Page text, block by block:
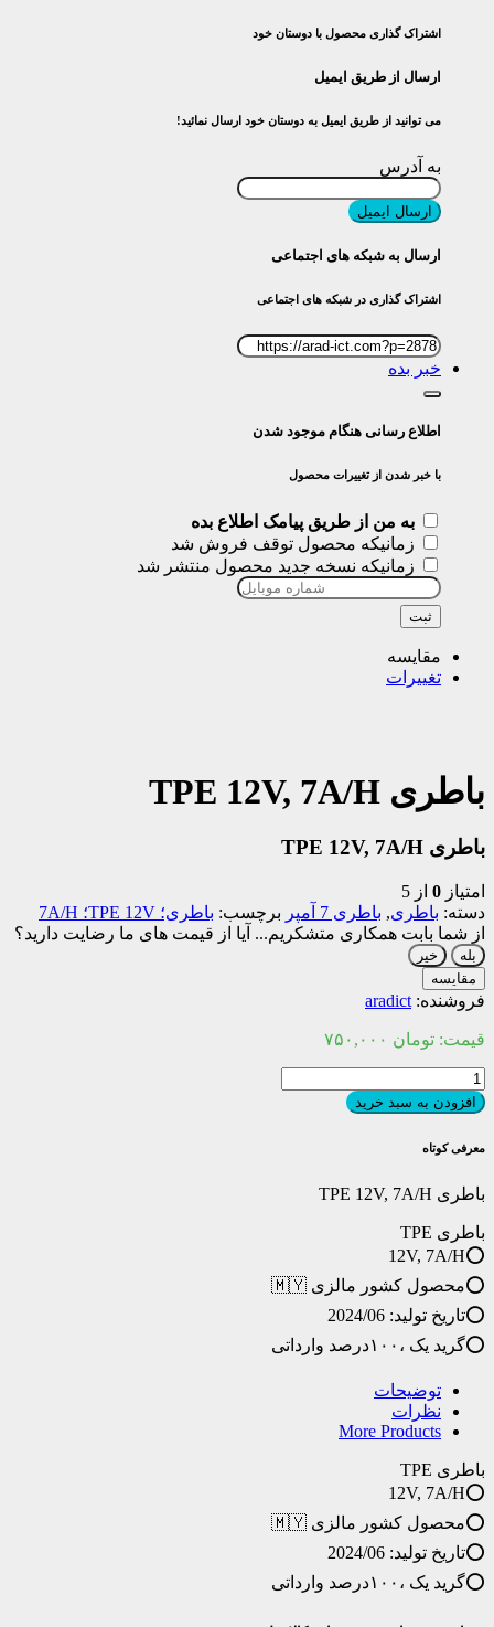
اشتراک گذاری محصول با دوستان خود
ارسال از طریق ایمیل
می توانید از طریق ایمیل به دوستان خود ارسال نمائید!
به آدرس
ارسال ایمیل
ارسال به شبکه های اجتماعی
اشتراک گذاری در شبکه های اجتماعی
خبر بده
اطلاع رسانی هنگام موجود شدن
با خبر شدن از تغییرات محصول
به من از طریق پیامک اطلاع بده
زمانیکه محصول توقف فروش شد
زمانیکه نسخه جدید محصول منتشر شد
ثبت
مقایسه
تغییرات
باطری TPE 12V, 7A/H
باطری TPE 12V, 7A/H
امتیاز 0 از 5
دسته: باطری, باطری 7 آمپر برچسب: باطری؛ TPE 12V؛ 7A/H
از شما بابت همکاری متشکریم... آیا از قیمت های ما رضایت دارید؟
بله
خیر
مقایسه
فروشنده: aradict
قیمت: تومان
باطری
TPE
12V,
عدد
افزودن به سبد خرید
معرفی کوتاه
باطری TPE 12V, 7A/H
باطری TPE
⭕️12V, 7A/H
⭕️محصول کشور مالزی 🇲🇾
⭕️تاریخ تولید: 2024/06
⭕️گرید یک ،۱۰۰درصد وارداتی
توضیحات
نظرات
More Products
باطری TPE
⭕️12V, 7A/H
⭕️محصول کشور مالزی 🇲🇾
⭕️تاریخ تولید: 2024/06
⭕️گرید یک ،۱۰۰درصد وارداتی